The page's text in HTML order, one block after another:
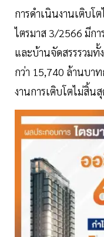
การดำเนินงานเติบโ
ไตรมาส 3/2566 มีก
และบ้านจัดสรรรวมทั้
กว่า 15,740 ล้านบา
งานการเติบโตไม่สิ้น